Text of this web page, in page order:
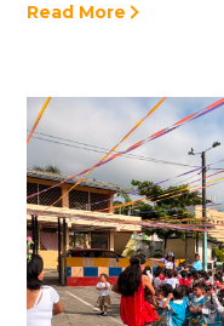
Read More